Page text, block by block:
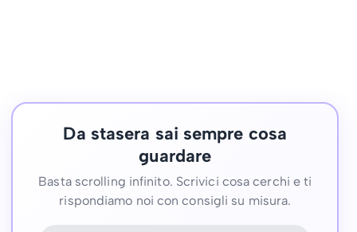
Da stasera sai sempre cosa
guardare
Basta scrolling infinito. Scrivici cosa cerchi e ti
rispondiamo noi con consigli su misura.